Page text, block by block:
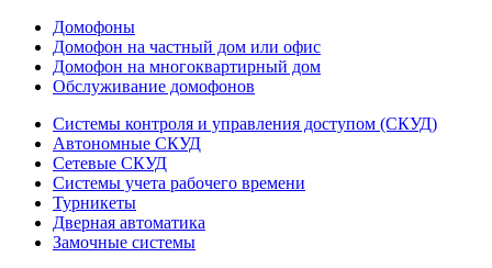
Домофоны
Домофон на частный дом или офис
Домофон на многоквартирный дом
Обслуживание домофонов
Системы контроля и управления доступом (СКУД)
Автономные СКУД
Сетевые СКУД
Системы учета рабочего времени
Турникеты
Дверная автоматика
Замочные системы